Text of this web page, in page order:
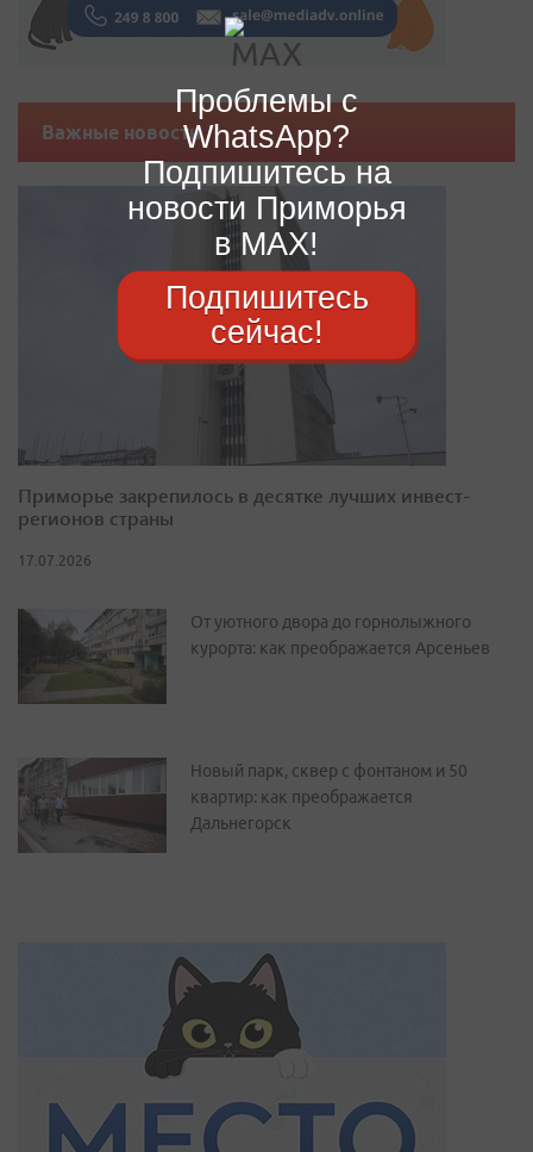
Важные новости
Приморье закрепилось в десятке лучших инвест-
регионов страны
17.07.2026
От уютного двора до горнолыжного
курорта: как преображается Арсеньев
Новый парк, сквер с фонтаном и 50
квартир: как преображается
Дальнегорск
Проблемы с
WhatsApp?
Подпишитесь на
новости Приморья
в MAX!
Подпишитесь
сейчас!